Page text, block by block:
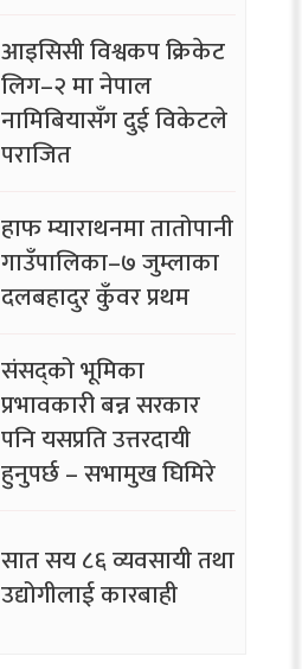
आइसिसी विश्वकप क्रिकेट
लिग–२ मा नेपाल
नामिबियासँग दुई विकेटले
पराजित
हाफ म्याराथनमा तातोपानी
गाउँपालिका–७ जुम्लाका
दलबहादुर कुँवर प्रथम
संसद्को भूमिका
प्रभावकारी बन्न सरकार
पनि यसप्रति उत्तरदायी
हुनुपर्छ – सभामुख घिमिरे
सात सय ८६ व्यवसायी तथा
उद्योगीलाई कारबाही